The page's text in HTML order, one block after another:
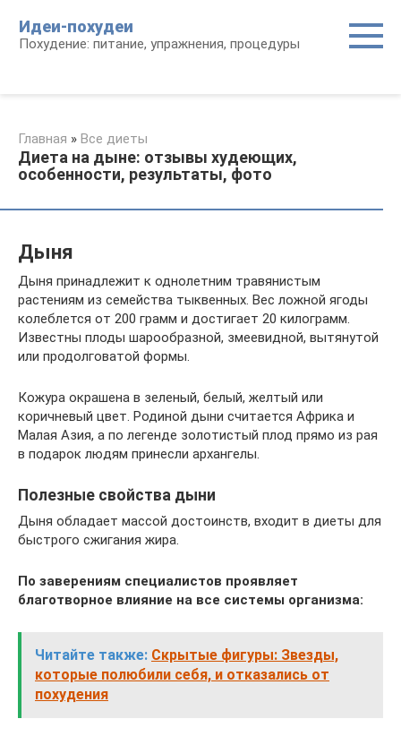
контенту
Идеи-похудеи
Похудение: питание, упражнения, процедуры
Главная » Все диеты
Диета на дыне: отзывы худеющих,
особенности, результаты, фото
Дыня
Дыня принадлежит к однолетним травянистым
растениям из семейства тыквенных. Вес ложной ягоды
колеблется от 200 грамм и достигает 20 килограмм.
Известны плоды шарообразной, змеевидной, вытянутой
или продолговатой формы.
Кожура окрашена в зеленый, белый, желтый или
коричневый цвет. Родиной дыни считается Африка и
Малая Азия, а по легенде золотистый плод прямо из рая
в подарок людям принесли архангелы.
Полезные свойства дыни
Дыня обладает массой достоинств, входит в диеты для
быстрого сжигания жира.
По заверениям специалистов проявляет
благотворное влияние на все системы организма:
Читайте также: Скрытые фигуры: Звезды,
которые полюбили себя, и отказались от
похудения